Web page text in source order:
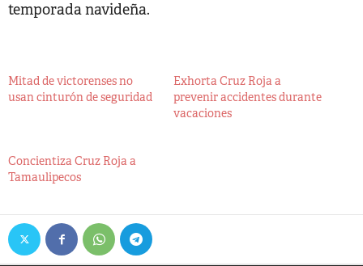
temporada navideña.
Mitad de victorenses no
usan cinturón de seguridad
Exhorta Cruz Roja a
prevenir accidentes durante
vacaciones
Concientiza Cruz Roja a
Tamaulipecos